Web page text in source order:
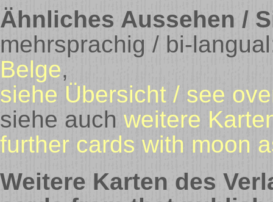
Ähnliches Aussehen /
mehrsprachig / bi-
Belge,
siehe Übersicht / see
siehe auch weitere
further cards with moon
Weitere Karten des